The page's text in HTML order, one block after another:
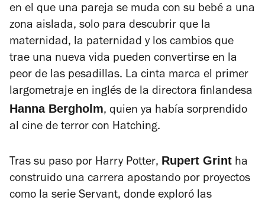
en el que una pareja se muda con su bebé a una
zona aislada, solo para descubrir que la
maternidad, la paternidad y los cambios que
trae una nueva vida pueden convertirse en la
peor de las pesadillas. La cinta marca el primer
largometraje en inglés de la directora finlandesa
Hanna Bergholm, quien ya había sorprendido
al cine de terror con Hatching.
Tras su paso por Harry Potter, Rupert Grint ha
construido una carrera apostando por proyectos
como la serie Servant, donde exploró las